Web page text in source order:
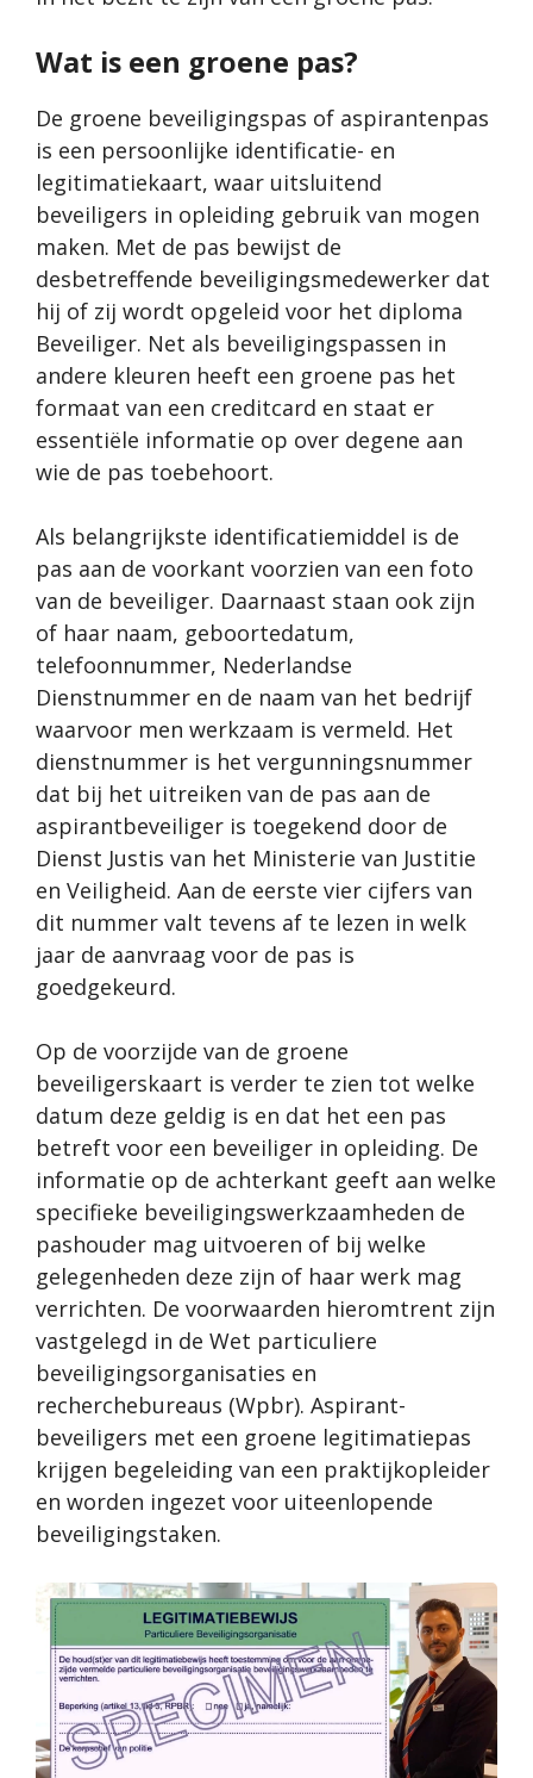
Wat is een groene pas?
De groene beveiligingspas of aspirantenpas
is een persoonlijke identificatie- en
legitimatiekaart, waar uitsluitend
beveiligers in opleiding gebruik van mogen
maken. Met de pas bewijst de
desbetreffende beveiligingsmedewerker dat
hij of zij wordt opgeleid voor het diploma
Beveiliger. Net als beveiligingspassen in
andere kleuren heeft een groene pas het
formaat van een creditcard en staat er
essentiële informatie op over degene aan
wie de pas toebehoort.
Als belangrijkste identificatiemiddel is de
pas aan de voorkant voorzien van een foto
van de beveiliger. Daarnaast staan ook zijn
of haar naam, geboortedatum,
telefoonnummer, Nederlandse
Dienstnummer en de naam van het bedrijf
waarvoor men werkzaam is vermeld. Het
dienstnummer is het vergunningsnummer
dat bij het uitreiken van de pas aan de
aspirantbeveiliger is toegekend door de
Dienst Justis van het Ministerie van Justitie
en Veiligheid. Aan de eerste vier cijfers van
dit nummer valt tevens af te lezen in welk
jaar de aanvraag voor de pas is
goedgekeurd.
Op de voorzijde van de groene
beveiligerskaart is verder te zien tot welke
datum deze geldig is en dat het een pas
betreft voor een beveiliger in opleiding. De
informatie op de achterkant geeft aan welke
specifieke beveiligingswerkzaamheden de
pashouder mag uitvoeren of bij welke
gelegenheden deze zijn of haar werk mag
verrichten. De voorwaarden hieromtrent zijn
vastgelegd in de Wet particuliere
beveiligingsorganisaties en
recherchebureaus (Wpbr). Aspirant-
beveiligers met een groene legitimatiepas
krijgen begeleiding van een praktijkopleider
en worden ingezet voor uiteenlopende
beveiligingstaken.